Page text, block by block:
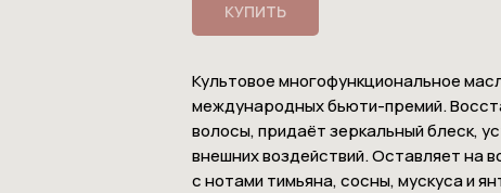
КУПИТЬ
Культовое многофункциональное
международных бьюти-премий.
волосы, придаёт зеркальный блеск,
внешних воздействий. Оставляет на
с нотами тимьяна, сосны, мускуса и